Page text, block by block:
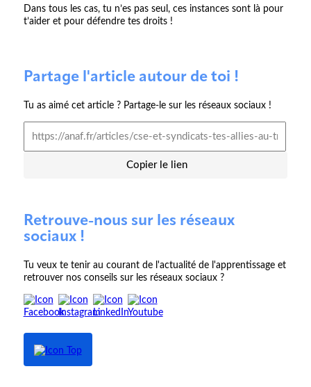
Dans tous les cas, tu n’es pas seul, ces instances sont là pour
t’aider et pour défendre tes droits !
Partage l'article autour de toi !
Tu as aimé cet article ? Partage-le sur les réseaux sociaux !
Copier le lien
Retrouve-nous sur les réseaux
sociaux !
Tu veux te tenir au courant de l'actualité de l'apprentissage et
retrouver nos conseils sur les réseaux sociaux ?